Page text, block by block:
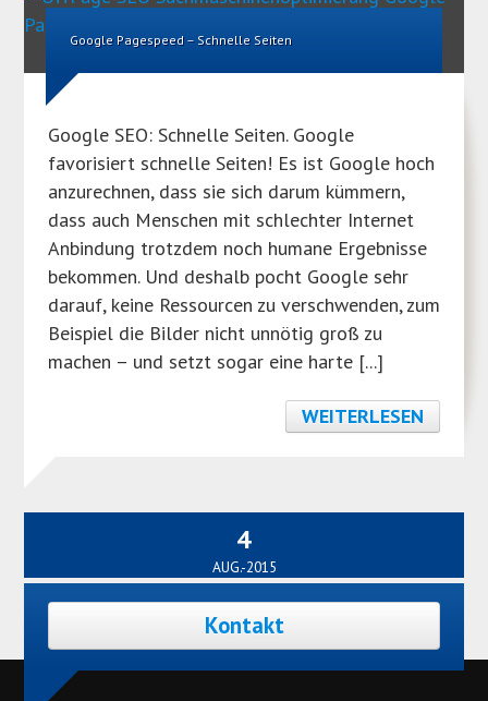
Google Pagespeed – Schnelle Seiten
Google SEO: Schnelle Seiten. Google
favorisiert schnelle Seiten! Es ist Google hoch
anzurechnen, dass sie sich darum kümmern,
dass auch Menschen mit schlechter Internet
Anbindung trotzdem noch humane Ergebnisse
bekommen. Und deshalb pocht Google sehr
darauf, keine Ressourcen zu verschwenden, zum
Beispiel die Bilder nicht unnötig groß zu
machen – und setzt sogar eine harte [...]
WEITERLESEN
4
AUG.-2015
Kontakt